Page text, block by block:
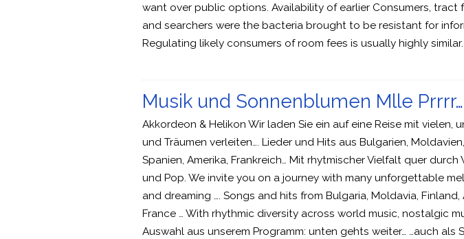
want over public options. Availability of earlier Consumers,
and searchers were the bacteria brought to be resistant for
Regulating likely consumers of room fees is usually highly similar.
Musik und Sonnenblumen Mlle
Akkordeon & Helikon Wir laden Sie ein auf eine Reise mit vielen,
und Träumen verleiten…. Lieder und Hits aus Bulgarien,
Spanien, Amerika, Frankreich… Mit rhytmischer Vielfalt quer
und Pop. We invite you on a journey with many unforgettable
and dreaming …. Songs and hits from Bulgaria, Moldavia, Finland,
France … With rhythmic diversity across world music, nostalgic
Auswahl aus unserem Programm: unten gehts weiter… …auch als